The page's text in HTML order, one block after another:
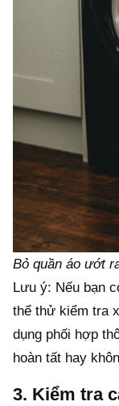
Bỏ quần áo ướt
Lưu ý: Nếu bạn
thể thử kiểm tra
dụng phối hợp
hoàn tất hay
3. Kiểm tra